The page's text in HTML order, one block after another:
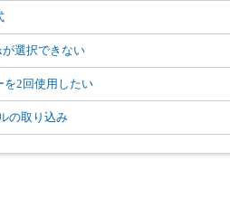
が選択できない
を2回使用したい
の取り込み